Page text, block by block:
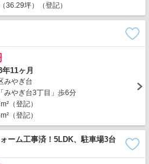
36.29坪）（登記）
年11ヶ月
みやぎ台
みやぎ台3丁目」歩6分
（登記）
（登記）
ーム工事済！5LDK、駐車場3台